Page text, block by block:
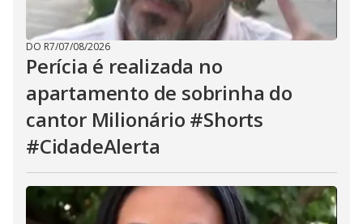
DO R7/07/08/2026
Perícia é realizada no
apartamento de sobrinha do
cantor Milionário #Shorts
#CidadeAlerta